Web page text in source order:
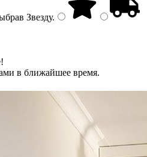
Звезду.
в ближайшее время.